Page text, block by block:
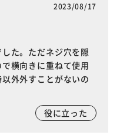
2023/08/17
た。ただネジ穴を隠
横向きに重ねて使用
外外すことがないの
役に立った